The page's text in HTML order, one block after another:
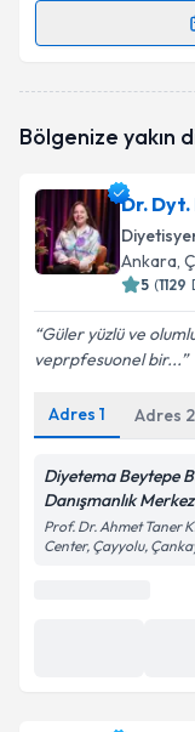
Randevu
oluşturun. Size
E-posta
Kişisel
Metni'ni
Bölgenize yakın
Dr. Dyt.
Ankara,
5 (1129
Güler yüzlü ve
veprpfesuonel bir...
Adres 1 Adres 2
Diyetema Beytepe
Danışmanlık
Prof. Dr. Ahmet Taner
Center, Çayyolu,